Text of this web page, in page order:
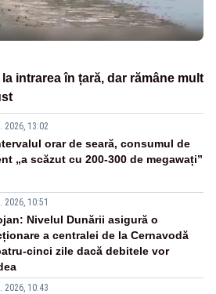
intrarea în țară, dar rămâne mult
2026, 13:02
orar de seară, consumul de
„a scăzut cu 200-300 de megawați”
2026, 10:51
Nivelul Dunării asigură o
a centralei de la Cernavodă
cinci zile dacă debitele vor
2026, 10:43